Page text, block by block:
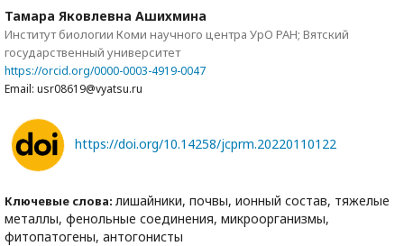
Тамара Яковлевна Ашихмина
Институт биологии Коми научного центра УрО РАН; Вятский
государственный университет
https://orcid.org/0000-0003-4919-0047
Email: usr08619@vyatsu.ru
https://doi.org/10.14258/jcprm.20220110122
Ключевые слова: лишайники, почвы, ионный состав, тяжелые
металлы, фенольные соединения, микроорганизмы,
фитопатогены, антогонисты